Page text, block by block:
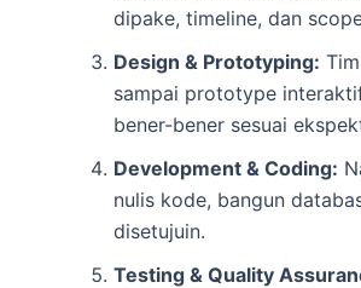
dipake, timeline, dan
Design & Prototyping:
sampai prototype
bener-bener sesuai
Development & Coding:
nulis kode, bangun
disetujuin.
Testing & Quality